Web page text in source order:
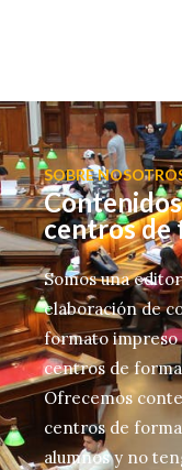
SOBRE
centros de
Somos una
elaboración de
formato impreso
centros de
Ofrecemos
centros de
alumnos y no